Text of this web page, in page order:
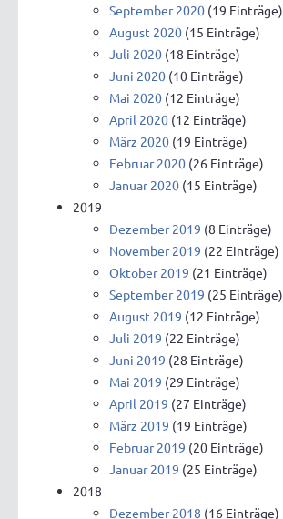
September 2020 (19 Einträge)
August 2020 (15 Einträge)
Juli 2020 (18 Einträge)
Juni 2020 (10 Einträge)
Mai 2020 (12 Einträge)
April 2020 (12 Einträge)
März 2020 (19 Einträge)
Februar 2020 (26 Einträge)
Januar 2020 (15 Einträge)
2019
Dezember 2019 (8 Einträge)
November 2019 (22 Einträge)
Oktober 2019 (21 Einträge)
September 2019 (25 Einträge)
August 2019 (12 Einträge)
Juli 2019 (22 Einträge)
Juni 2019 (28 Einträge)
Mai 2019 (29 Einträge)
April 2019 (27 Einträge)
März 2019 (19 Einträge)
Februar 2019 (20 Einträge)
Januar 2019 (25 Einträge)
2018
Dezember 2018 (16 Einträge)